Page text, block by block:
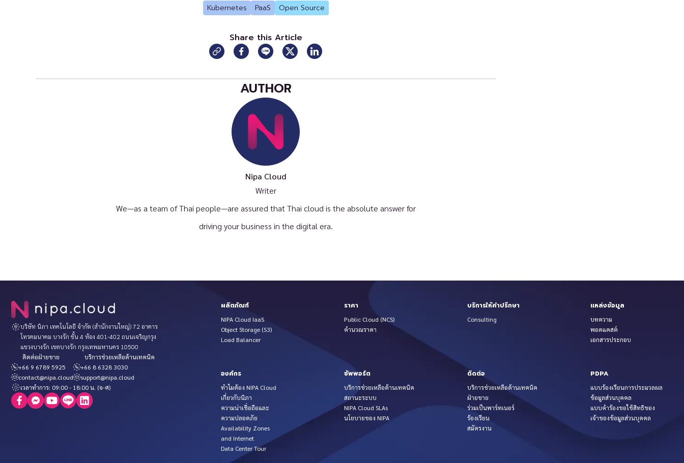
Kubernetes PaaS Open Source
Share this Article
AUTHOR
Nipa Cloud
Writer
We—as a team of Thai people—are assured that Thai cloud is the absolute answer for
driving your business in the digital era.
บริษัท นิภา เทคโนโลยี จำกัด (สำนักงานใหญ่) 72 อาคาร
โทรคมนาคม บางรัก ชั้น 4 ห้อง 401-402 ถนนเจริญกรุง
แขวงบางรัก เขตบางรัก กรุงเทพมหานคร 10500
ติดต่อฝ่ายขาย
+66 9 6789 5925
contact@nipa.cloud
บริการช่วยเหลือด้านเทคนิค
+66 8 6328 3030
support@nipa.cloud
เวลาทำการ: 09:00 - 18:00 น. (จ-ศ)
ผลิตภัณฑ์
NIPA Cloud IaaS
Object Storage (S3)
Load Balancer
ราคา
Public Cloud (NCS)
คำนวณราคา
บริการให้คำปรึกษา
Consulting
แหล่งข้อมูล
บทความ
พอดแคสต์
เอกสารประกอบ
องค์กร
ทำไมต้อง NIPA Cloud
เกี่ยวกับนิภา
ความน่าเชื่อถือและ
ความปลอดภัย
Availability Zones
and Internet
Data Center Tour
ซัพพอร์ต
บริการช่วยเหลือด้านเทคนิค
สถานะระบบ
NIPA Cloud SLAs
นโยบายของ NIPA
ติดต่อ
บริการช่วยเหลือด้านเทคนิค
ฝ่ายขาย
ร่วมเป็นพาร์ทเนอร์
ร้องเรียน
สมัครงาน
PDPA
แบบร้องเรียนการประมวลผล
ข้อมูลส่วนบุคคล
แบบคำร้องขอใช้สิทธิของ
เจ้าของข้อมูลส่วนบุคคล